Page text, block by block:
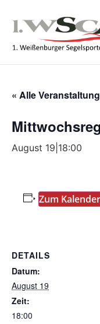
« Alle
August 19|18:00
Zum
DETAILS
Datum:
August 19
Zeit:
18:00